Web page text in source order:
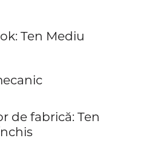
Ten Mediu
de fabrică: Ten